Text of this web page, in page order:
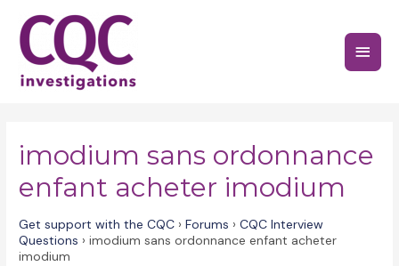
content
Main
imodium sans ordonnance
enfant acheter imodium
Get support with the CQC › Forums › CQC Interview
Questions › imodium sans ordonnance enfant acheter
imodium